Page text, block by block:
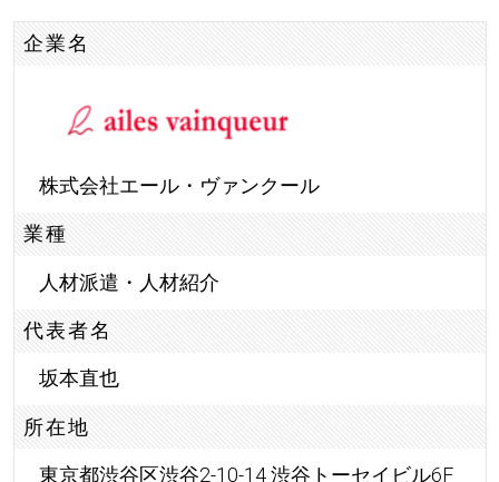
企業名
株式会社エール・ヴァンクール
業種
人材派遣・人材紹介
代表者名
坂本直也
所在地
東京都渋谷区渋谷2-10-14 渋谷トーセイビル6F